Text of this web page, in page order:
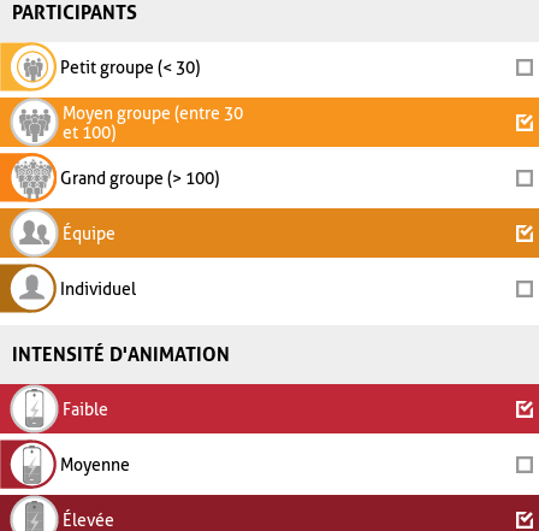
PARTICIPANTS
Petit groupe (< 30)
Moyen groupe (entre 30
et 100)
Grand groupe (> 100)
Équipe
Individuel
INTENSITÉ D'ANIMATION
Faible
Moyenne
Élevée